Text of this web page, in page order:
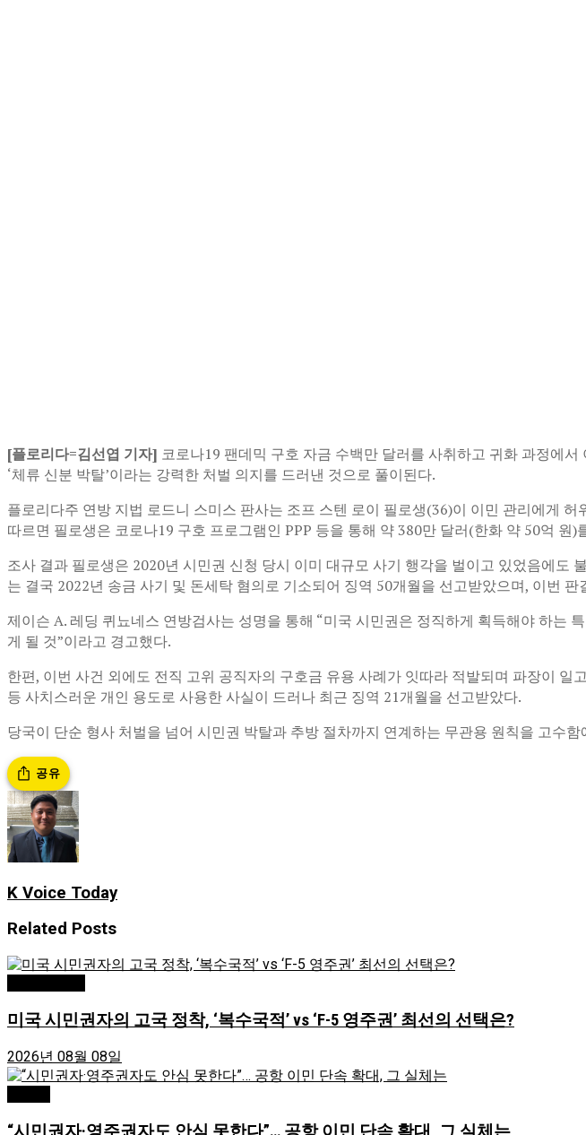
[플로리다=김선엽 기자] 코로나19 팬데믹 구호 자금 수백만 달러를 사취하고 귀화 과정에
‘체류 신분 박탈’이라는 강력한 처벌 의지를 드러낸 것으로 풀이된다.
플로리다주 연방 지법 로드니 스미스 판사는 조프 스텐 로이 필로생(36)이 이민 관리에게
따르면 필로생은 코로나19 구호 프로그램인 PPP 등을 통해 약 380만 달러(한화 약 50억 원)
조사 결과 필로생은 2020년 시민권 신청 당시 이미 대규모 사기 행각을 벌이고 있었음에도
는 결국 2022년 송금 사기 및 돈세탁 혐의로 기소되어 징역 50개월을 선고받았으며, 이번
제이슨 A. 레딩 퀴뇨네스 연방검사는 성명을 통해 “미국 시민권은 정직하게 획득해야 하는
게 될 것”이라고 경고했다.
한편, 이번 사건 외에도 전직 고위 공직자의 구호금 유용 사례가 잇따라 적발되며 파장이
등 사치스러운 개인 용도로 사용한 사실이 드러나 최근 징역 21개월을 선고받았다.
당국이 단순 형사 처벌을 넘어 시민권 박탈과 추방 절차까지 연계하는 무관용 원칙을 고수
공유
K Voice Today
Related Posts
미국 시민권자의 고국 정착, ‘복수국적’ vs ‘F-5 영주권’ 최선의 선택은?
2026년 08월 08일